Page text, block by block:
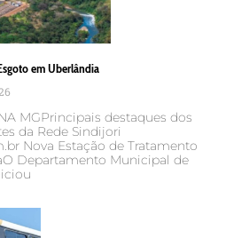
em Uberlândia
MGPrincipais destaques dos
da Rede Sindijori
Nova Estação de Tratamento
Departamento Municipal de